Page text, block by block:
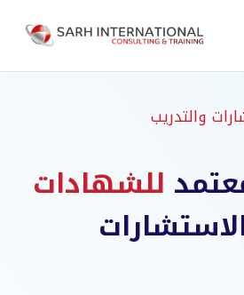
والتدريب
للشهادات